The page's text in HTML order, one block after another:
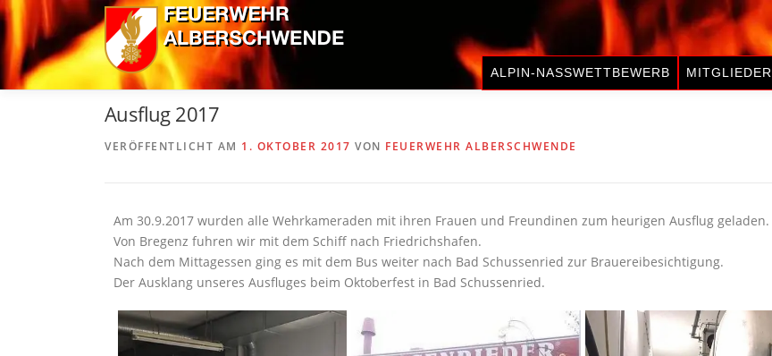
Zum
Inhalt
springen
ALPIN-NASSWETTBEWERB MITGLIEDER
Ausflug 2017
VERÖFFENTLICHT AM 1. OKTOBER 2017 VON FEUERWEHR ALBERSCHWENDE
Am 30.9.2017 wurden alle Wehrkameraden mit ihren Frauen und Freundinen zum heurigen Ausflug geladen.
Von Bregenz fuhren wir mit dem Schiff nach Friedrichshafen.
Nach dem Mittagessen ging es mit dem Bus weiter nach Bad Schussenried zur Brauereibesichtigung.
Der Ausklang unseres Ausfluges beim Oktoberfest in Bad Schussenried.